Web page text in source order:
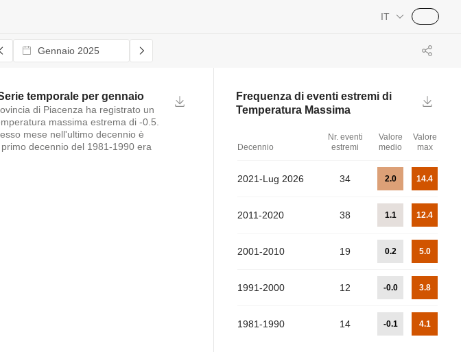
IT
temporale per gennaio
di Piacenza ha registrato un
massima estrema di -0.5
mese nell'ultimo decennio è
primo decennio del 1981-1990 era
Frequenza di eventi estremi di
Temperatura Massima
Decennio
Nr. eventi
estremi
Valore
medio
Valore
max
2021-Lug 2026 34 2.0 14.4
2011-2020 38 1.1 12.4
2001-2010 19 0.2 5.0
1991-2000 12 -0.0 3.8
1981-1990 14 -0.1 4.1